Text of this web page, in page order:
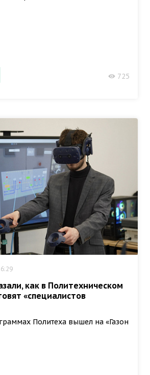
725
как в Политехническом
«специалистов
Политеха вышел на «Газон